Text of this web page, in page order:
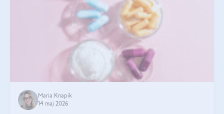
Maria Knapik
14 maj 2026